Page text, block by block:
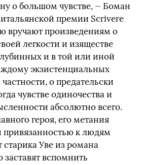
о большом чувстве, — Боман
премии Scrivere
вручают произведениям о
легкости и изяществе
и в той или иной
экзистенциальных
о предательски
чувстве одиночества и
абсолютно всего.
героя, его метания
к людям
Уве из романа
заставят вспомнить